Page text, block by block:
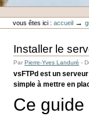
Outils
personnels
vous êtes ici : accueil →
Installer le
ParPierre-Yves Landuré -
vsFTPd est un
simple à mettre en
Ce